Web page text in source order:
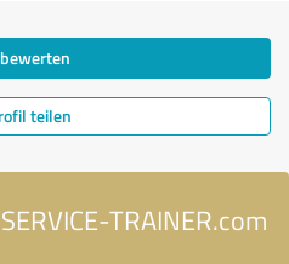
teilen
TRAINER.com